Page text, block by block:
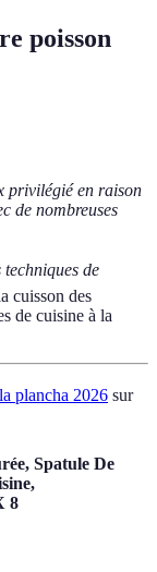
poisson
privilégié en raison
de nombreuses
techniques de
cuisson des
de cuisine à la
plancha 2026 sur
Spatule De
8